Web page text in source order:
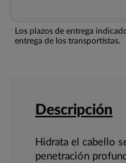
Los plazos de entrega
entrega de los transportistas.
Descripción
Hidrata el cabello
penetración